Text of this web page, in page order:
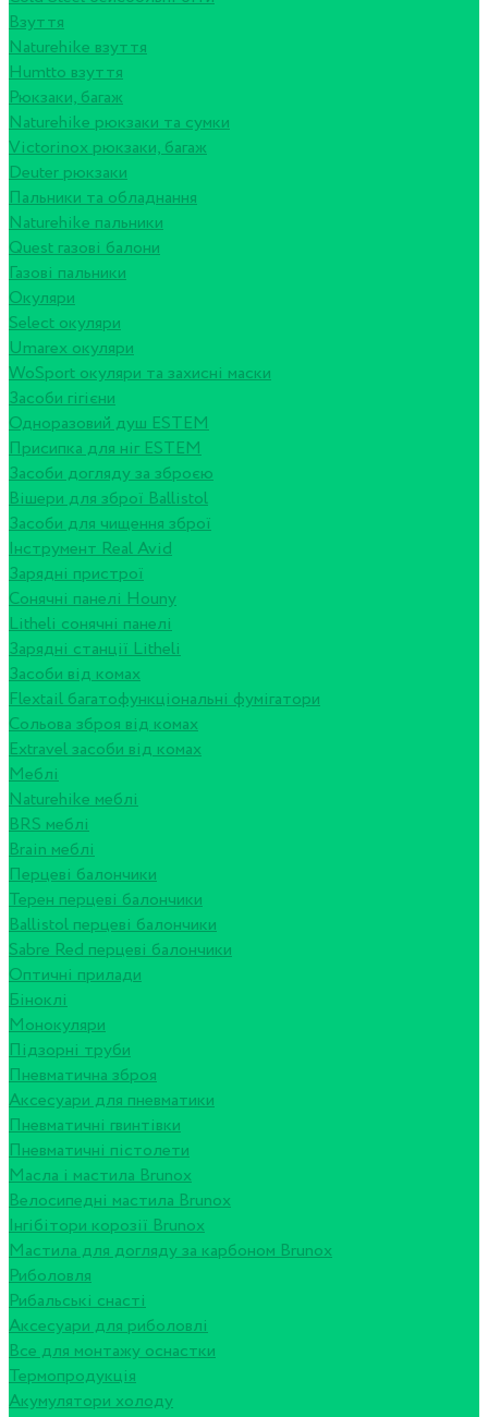
Взуття
Naturehike взуття
Humtto взуття
Рюкзаки, багаж
Naturehike рюкзаки та сумки
Victorinox рюкзаки, багаж
Deuter рюкзаки
Пальники та обладнання
Naturehike пальники
Quest газові балони
Газові пальники
Окуляри
Select окуляри
Umarex окуляри
WoSport окуляри та захисні маски
Засоби гігієни
Одноразовий душ ESTEM
Присипка для ніг ESTEM
Засоби догляду за зброєю
Вішери для зброї Ballistol
Засоби для чищення зброї
Інструмент Real Avid
Зарядні пристрої
Сонячні панелі Houny
Litheli сонячні панелі
Зарядні станції Litheli
Засоби від комах
Flextail багатофункціональні фумігатори
Сольова зброя від комах
Extravel засоби від комах
Меблі
Naturehike меблі
BRS меблі
Brain меблі
Перцеві балончики
Терен перцеві балончики
Ballistol перцеві балончики
Sabre Red перцеві балончики
Оптичні прилади
Біноклі
Монокуляри
Підзорні труби
Пневматична зброя
Аксесуари для пневматики
Пневматичні гвинтівки
Пневматичні пістолети
Масла і мастила Brunox
Велосипедні мастила Brunox
Інгібітори корозії Brunox
Мастила для догляду за карбоном Brunox
Риболовля
Рибальські снасті
Аксесуари для риболовлі
Все для монтажу оснастки
Термопродукція
Акумулятори холоду